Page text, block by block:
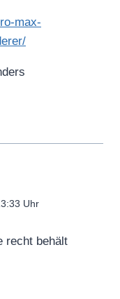
max-
Uhr
recht behält